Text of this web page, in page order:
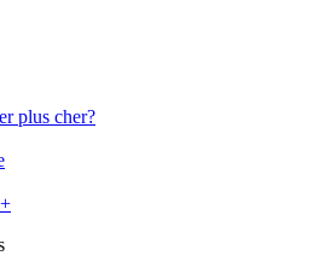
plus cher?